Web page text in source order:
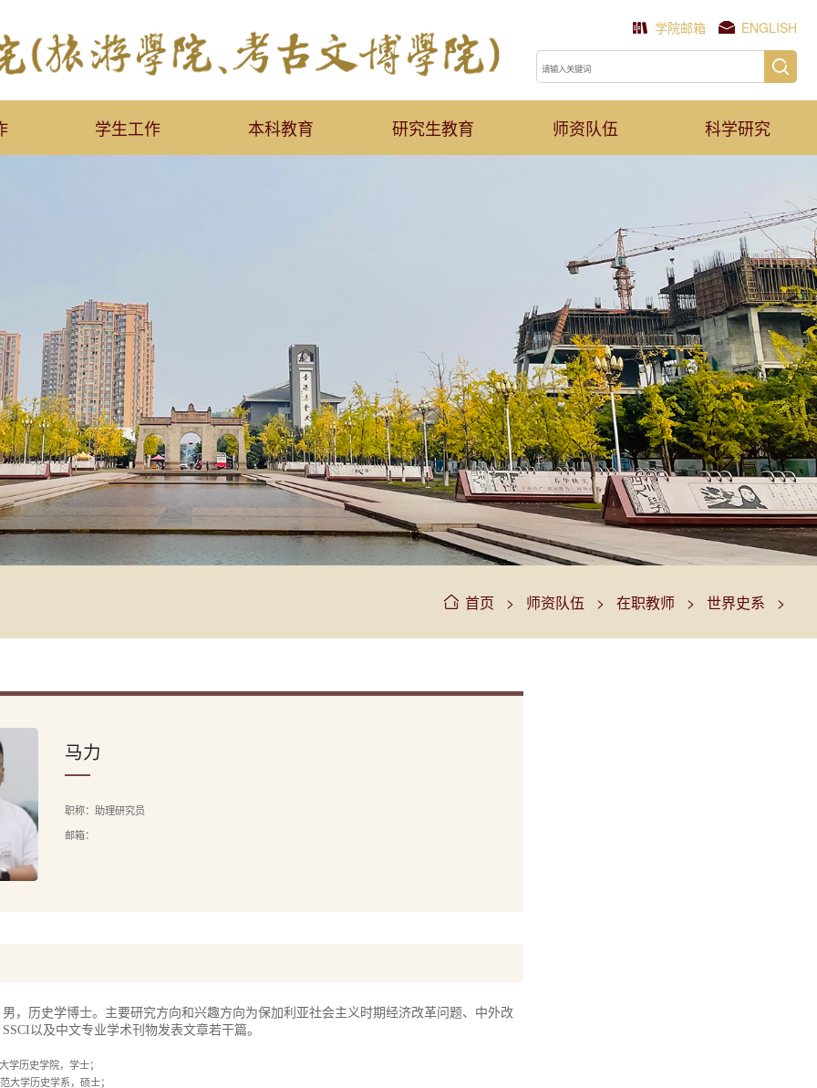
学院邮箱 ENGLISH
学生工作 本科教育 研究生教育 师资队伍 科学研究
首页 > 师资队伍 > 在职教师 > 世界史系 >
马力
职称：助理研究员
邮箱：
男，历史学博士。主要研究方向和兴趣方向为保加利亚社会主义时期经济改革问题、中外改
SSCI 以及中文专业学术刊物发表文章若干篇。
学历史学院，学士；
大学历史学系，硕士；